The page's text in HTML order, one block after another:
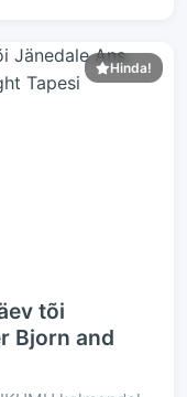
Hinda!
tõi
Bjorn and